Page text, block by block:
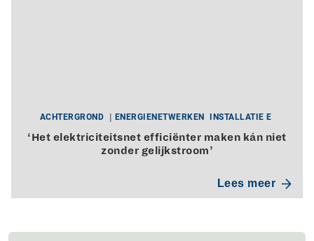
ACHTERGROND ENERGIENETWERKEN INSTALLATIE E
‘Het elektriciteitsnet efficiënter maken kán niet
zonder gelijkstroom’
Lees meer